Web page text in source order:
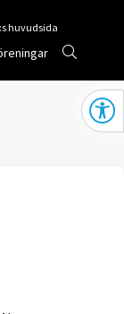
huvudsida